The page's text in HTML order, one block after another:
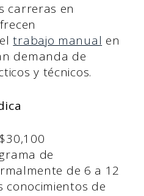
carreras en
trabajo manual en
demanda de
y técnicos.
$30,100
de
de 6 a 12
conocimientos de